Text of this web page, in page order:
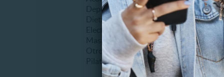
Deportes
Dietas
Electroestimulación
Pilates
Higiene
Planos